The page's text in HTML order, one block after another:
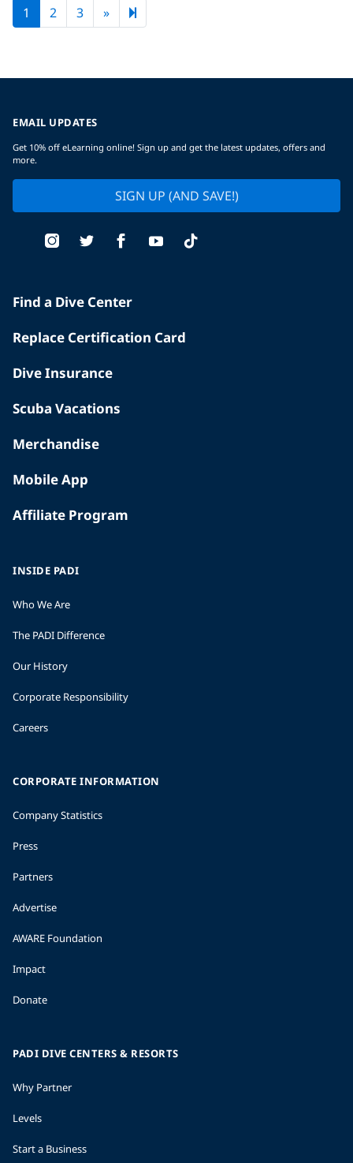
1 2 3 »Next page
5
EMAIL UPDATES
Get 10% off eLearning online! Sign up and get the latest updates, offers and
more.
SIGN UP (AND SAVE!)
Find a Dive Center
Replace Certification Card
Dive Insurance
Scuba Vacations
Merchandise
Mobile App
Affiliate Program
INSIDE PADI
Who We Are
The PADI Difference
Our History
Corporate Responsibility
Careers
CORPORATE INFORMATION
Company Statistics
Press
Partners
Advertise
AWARE Foundation
Impact
Donate
PADI DIVE CENTERS & RESORTS
Why Partner
Levels
Start a Business